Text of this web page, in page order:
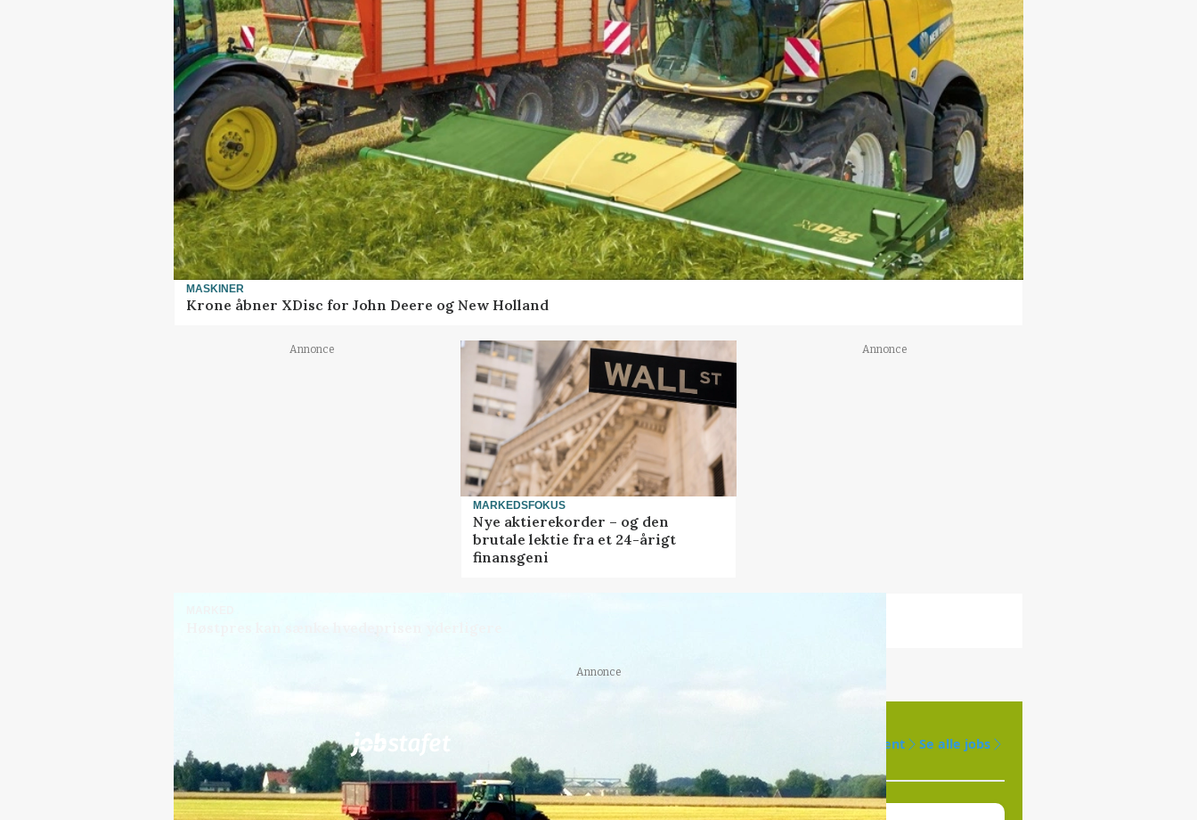
MASKINER
Krone åbner XDisc for John Deere og New Holland
Annonce
MARKEDSFOKUS
Nye aktierekorder – og den
brutale lektie fra et 24-årigt
finansgeni
Annonce
Annonce
Jobs i samarbejde med Opret agent Se alle jobs